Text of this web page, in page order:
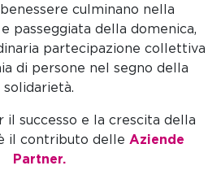
culminano nella
passeggiata della domenica,
partecipazione collettiva
di persone nel segno della
solidarietà.
il successo e la crescita della
il contributo delle Aziende
Partner.